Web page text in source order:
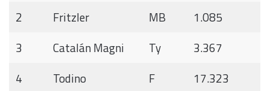
2
Fritzler MB
1.085
3
Catalán Magni Ty
3.367
4
Todino F
17.323